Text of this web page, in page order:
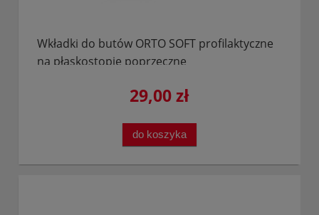
Wkładki do butów ORTO SOFT profilaktyczne
na płaskostopie poprzeczne
29,00 zł
do koszyka